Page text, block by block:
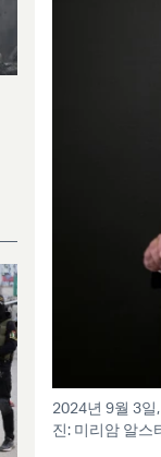
2024년 9월 3
진: 미리암 알스